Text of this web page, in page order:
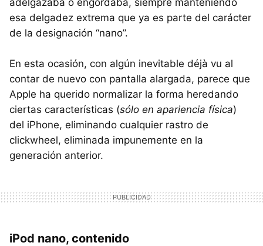
esa delgadez extrema que ya es parte del carácter
de la designación “nano”.
En esta ocasión, con algún inevitable déjà vu al
contar de nuevo con pantalla alargada, parece que
Apple ha querido normalizar la forma heredando
ciertas características (sólo en apariencia física)
del iPhone, eliminando cualquier rastro de
clickwheel, eliminada impunemente en la
generación anterior.
iPod nano, contenido